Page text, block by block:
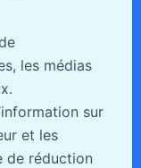
les médias
sur
et les
de réduction